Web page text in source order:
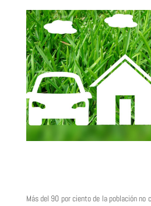
Más del 90 por ciento de la población no